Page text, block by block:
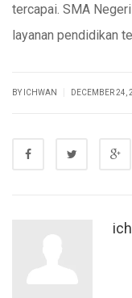
tercapai. SMA
layanan pendidikan
BY ICHWAN DECEMBER 24,